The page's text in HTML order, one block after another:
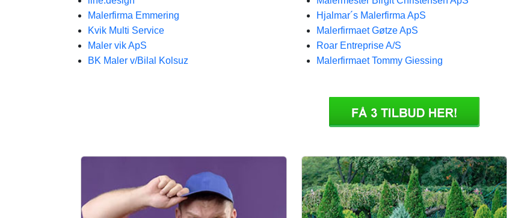
Malerfirma Emmering
Kvik Multi Service
Maler vik ApS
BK Maler v/Bilal Kolsuz
Hjalmar´s Malerfirma ApS
Malerfirmaet Gøtze ApS
Roar Entreprise A/S
Malerfirmaet Tommy Giessing